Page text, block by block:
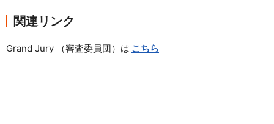
関連リンク
Grand Jury （審査委員団）は こちら